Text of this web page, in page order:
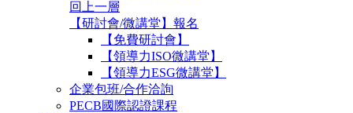
回上一層
【研討會/微講堂】報名
【免費研討會】
【領導力ISO微講堂】
【領導力ESG微講堂】
企業包班/合作洽詢
PECB國際認證課程